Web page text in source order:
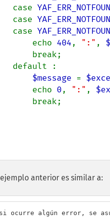
            case
            case
            case
                echo
404, ":" ,
$message =
                echo
0, ":" ,
anterior es similar a:
ocurre algún error, se